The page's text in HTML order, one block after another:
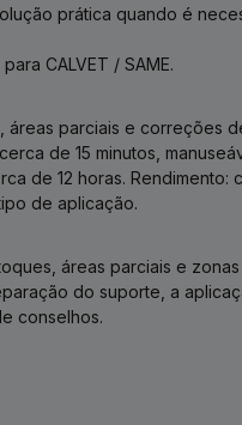
prática quando é
CALVET / SAME.
áreas parciais e correções
de 15 minutos,
de 12 horas. Rendimento:
de aplicação.
áreas parciais e
do suporte, a
conselhos.